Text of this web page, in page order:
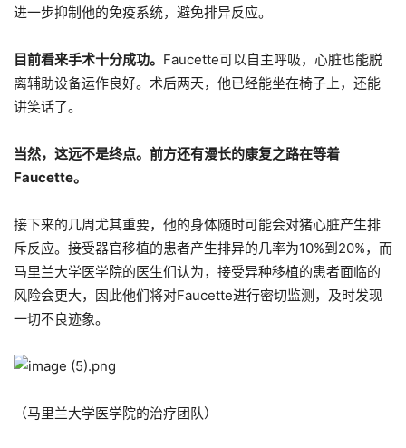
进一步抑制他的免疫系统，避免排异反应。
目前看来手术十分成功。 Faucette可以自主呼吸，心脏也能脱
离辅助设备运作良好。术后两天，他已经能坐在椅子上，还能
讲笑话了。
当然，这远不是终点。前方还有漫长的康复之路在等着
Faucette。
接下来的几周尤其重要，他的身体随时可能会对猪心脏产生排
斥反应。接受器官移植的患者产生排异的几率为10%到20%，而
马里兰大学医学院的医生们认为，接受异种移植的患者面临的
风险会更大，因此他们将对Faucette进行密切监测，及时发现
一切不良迹象。
（马里兰大学医学院的治疗团队）